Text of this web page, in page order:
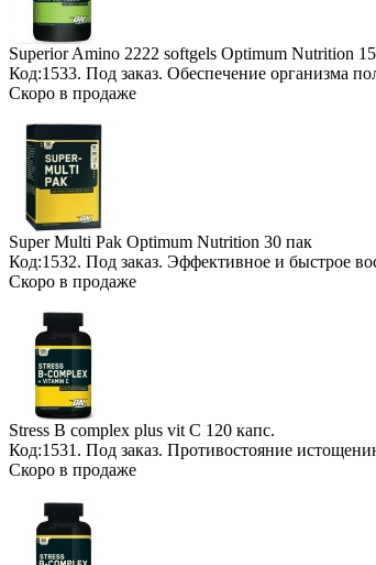
Superior Amino 2222 softgels Optimum Nutrition
Код:1533. Под заказ. Обеспечение организма
Скоро в продаже
Super Multi Pak Optimum Nutrition 30 пак
Код:1532. Под заказ. Эффективное и быстрое
Скоро в продаже
Stress B complex plus vit C 120 капс.
Код:1531. Под заказ. Противостояние
Скоро в продаже